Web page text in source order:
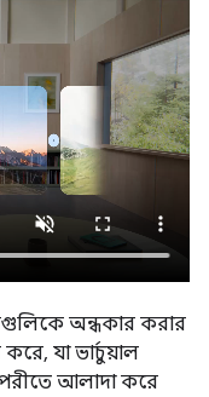
অন্ধকার করার
যা ভার্চুয়াল
আলাদা করে